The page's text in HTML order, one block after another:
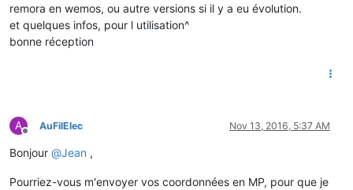
remora en wemos, ou autre versions si il y a eu évolution.
et quelques infos, pour l utilisation^
bonne réception
A
Offline
AuFilElec Nov 13, 2016, 5:37 AM
Bonjour @Jean ,
Pourriez-vous m'envoyer vos coordonnées en MP, pour que je